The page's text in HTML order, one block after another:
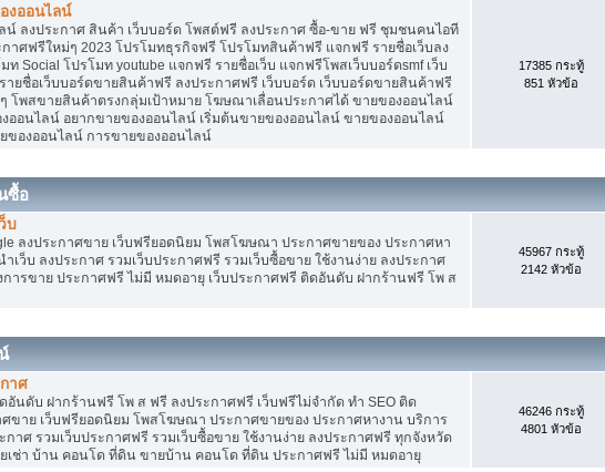
งออนไลน์
น์ ลงประกาศ สินค้า เว็บบอร์ด โพสต์ฟรี ลงประกาศ ซื้อ-ขาย ฟรี ชุมชนคนไอที
าศฟรีใหม่ๆ 2023 โปรโมทธุรกิจฟรี โปรโมทสินค้าฟรี แจกฟรี รายชื่อเว็บลง
ท Social โปรโมท youtube แจกฟรี รายชื่อเว็บ แจกฟรีโพสเว็บบอร์ดsmf เว็บ
ายชื่อเว็บบอร์ดขายสินค้าฟรี ลงประกาศฟรี เว็บบอร์ด เว็บบอร์ดขายสินค้าฟรี
ๆ โพสขายสินค้าตรงกลุ่มเป้าหมาย โฆษณาเลื่อนประกาศได้ ขายของออนไลน์
ออนไลน์ อยากขายของออนไลน์ เริ่มต้นขายของออนไลน์ ขายของออนไลน์
ยของออนไลน์ การขายของออนไลน์
17385 กระทู้
851 หัวข้อ
ซื้อ
บ
ลงประกาศขาย เว็บฟรียอดนิยม โพสโฆษณา ประกาศขายของ ประกาศหา
เว็บ ลงประกาศ รวมเว็บประกาศฟรี รวมเว็บซื้อขาย ใช้งานง่าย ลงประกาศ
ารขาย ประกาศฟรี ไม่มี หมดอายุ เว็บประกาศฟรี ติดอันดับ ฝากร้านฟรี โพ ส
45967 กระทู้
2142 หัวข้อ
าศ
อันดับ ฝากร้านฟรี โพ ส ฟรี ลงประกาศฟรี เว็บฟรีไม่จำกัด ทำ SEO ติด
ศขาย เว็บฟรียอดนิยม โพสโฆษณา ประกาศขายของ ประกาศหางาน บริการ
กาศ รวมเว็บประกาศฟรี รวมเว็บซื้อขาย ใช้งานง่าย ลงประกาศฟรี ทุกจังหวัด
เช่า บ้าน คอนโด ที่ดิน ขายบ้าน คอนโด ที่ดิน ประกาศฟรี ไม่มี หมดอายุ
46246 กระทู้
4801 หัวข้อ